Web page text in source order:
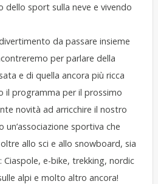
dello sport sulla neve e vivendo
da passare insieme
per parlare della
e di quella ancora più ricca
il programma per il prossimo
novità ad arricchire il nostro
un’associazione sportiva che
allo sci e allo snowboard, sia
e-bike, trekking, nordic
alpi e molto altro ancora!